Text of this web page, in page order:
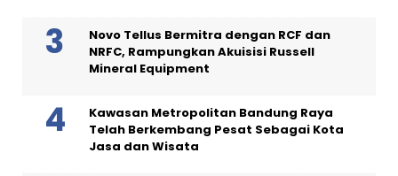
Novo Tellus Bermitra dengan RCF dan
NRFC, Rampungkan Akuisisi Russell
Mineral Equipment
Kawasan Metropolitan Bandung Raya
Telah Berkembang Pesat Sebagai Kota
Jasa dan Wisata